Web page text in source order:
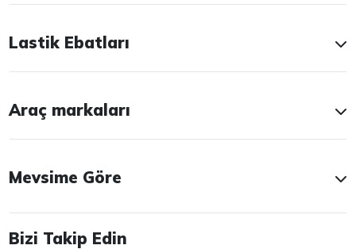
Lastik Ebatları
Araç markaları
Mevsime Göre
Bizi Takip Edin